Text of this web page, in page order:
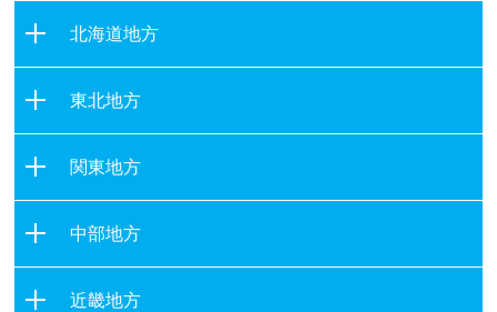
北海道地方
東北地方
宮城県
秋田県
山形県
関東地方
群馬県
中部地方
近畿地方